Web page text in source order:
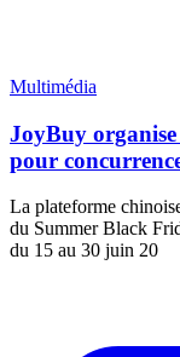
Multimédia
JoyBuy
pour
La plateforme
du Summer Black
du 15 au 30 juin 20